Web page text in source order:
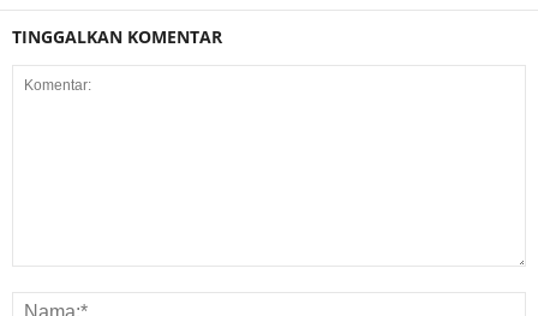
TINGGALKAN KOMENTAR